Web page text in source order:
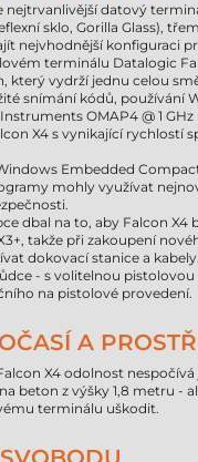
nejtrvanlivější datový
sklo, Gorilla Glass),
nejvhodnější konfiguraci
terminálu Datalogic
který vydrží jednu celou
snímání kódů, používání
OMAP4 @ 1
X4 s vynikající rychlostí
Embedded
mohly využívat
dbal na to, aby Falcon X4
takže při zakoupení
dokovací stanice a
- s volitelnou
na pistolové provedení.
A
X4 odolnost
beton z výšky 1,8 metru -
terminálu uškodit.